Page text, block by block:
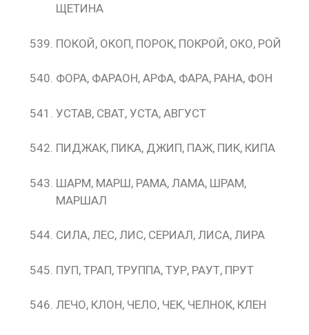
ЩЕТИНА
ПОКОЙ, ОКОП, ПОРОК, ПОКРОЙ, ОКО, РОЙ
ФОРА, ФАРАОН, АРФА, ФАРА, РАНА, ФОН
УСТАВ, СВАТ, УСТА, АВГУСТ
ПИДЖАК, ПИКА, ДЖИП, ПАЖ, ПИК, КИПА
ШАРМ, МАРШ, РАМА, ЛАМА, ШРАМ,
МАРШАЛ
СИЛА, ЛЕС, ЛИС, СЕРИАЛ, ЛИСА, ЛИРА
ПУП, ТРАП, ТРУППА, ТУР, РАУТ, ПРУТ
ЛЕЧО, КЛОН, ЧЕЛО, ЧЕК, ЧЕЛНОК, КЛЕН